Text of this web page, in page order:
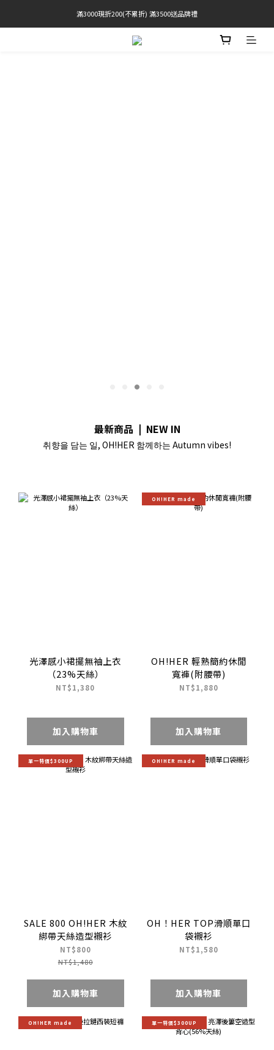
官網限定! 滿千免運(僅限台灣本島)
滿3000現折200(不累折) 滿3500送品牌禮
BRATOP專區買三送一 | 指定專區買一送一
最新商品 | NEW IN
취향을 담는 일, OH!HER 함께하는 Autumn vibes!
光澤感小裙擺無袖上衣
（23%天絲）
NT$1,380
加入購物車
OH!HER made
OH!HER 輕熟簡約休閒
寬褲(附腰帶)
NT$1,880
加入購物車
單一特價$300UP
SALE 800 OH!HER 木紋
綁帶天絲造型襯衫
NT$800
NT$1,480
加入購物車
OH!HER made
OH！HER TOP滑順單口
袋襯衫
NT$1,580
加入購物車
OH!HER made 單一特價$300UP